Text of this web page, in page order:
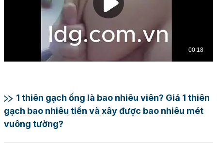
1 thiên gạch ống là bao nhiêu viên? Giá 1 thiên
gạch bao nhiêu tiền và xây được bao nhiêu mét
vuông tường?